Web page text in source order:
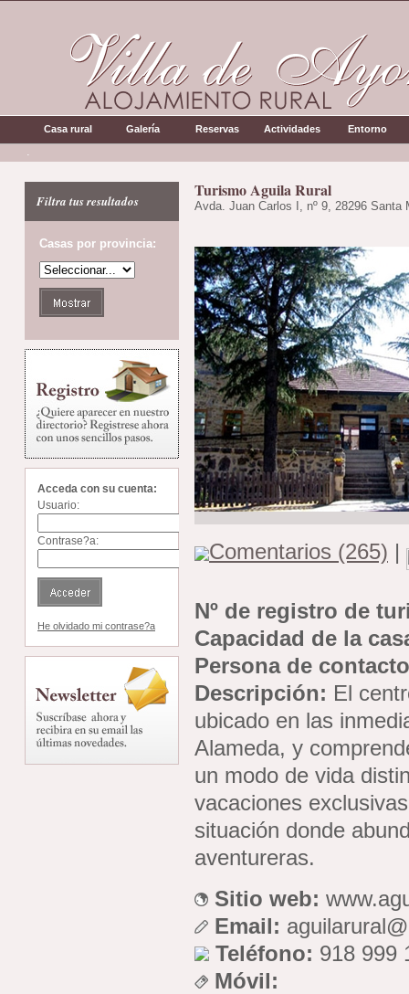
Casa rural Galería Reservas Actividades Entorno
.
Filtra tus resultados
Casas por provincia:
Acceda con su cuenta:
Usuario:
Contrase?a:
He olvidado mi contrase?a
Turismo Aguila Rural
Avda. Juan Carlos I, nº 9, 28296 Santa
Comentarios (265) |
Nº de registro de
Capacidad de la
Persona de
Descripción: El
ubicado en las
Alameda, y
un modo de vida
vacaciones
situación donde
aventureras.
Sitio web:
Email:
Teléfono: 918 999
Móvil: